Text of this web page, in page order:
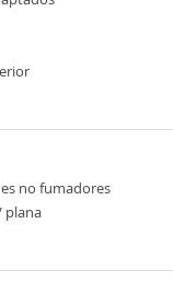
no fumadores
plana